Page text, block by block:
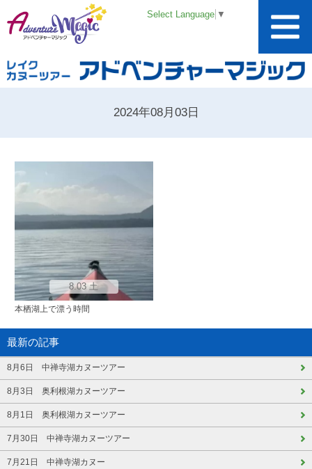
Select Language ▼
2024年08月03日
8.03 土
本栖湖上で漂う時間
最新の記事
8月6日 中禅寺湖カヌーツアー
8月3日 奥利根湖カヌーツアー
8月1日 奥利根湖カヌーツアー
7月30日 中禅寺湖カヌーツアー
7月21日 中禅寺湖カヌー